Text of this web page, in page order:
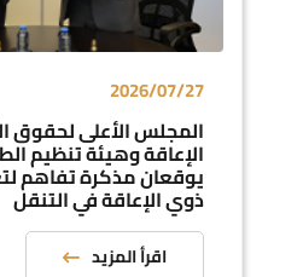
2026/07/27
المجلس الأعلى
الإعاقة وهيئة تنظيم
يوقعان مذكرة تفاهم
ذوي الإعاقة في التنقل
اقرأ المزيد